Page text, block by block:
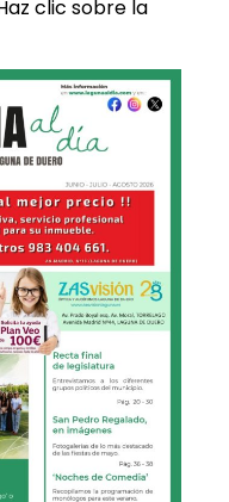
clic sobre la